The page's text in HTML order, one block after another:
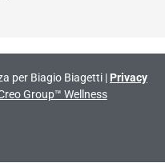
per Biagio Biagetti | Privacy
Group™ Wellness